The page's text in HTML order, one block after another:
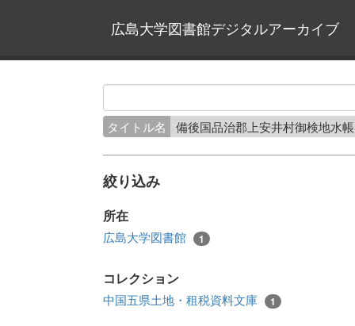
広島大学図書館デジタルアーカイブ
タイトル名 備後国品治郡上安井村御検地水
絞り込み
所在
広島大学図書館 1
コレクション
中国五県土地・租税資料文庫 1